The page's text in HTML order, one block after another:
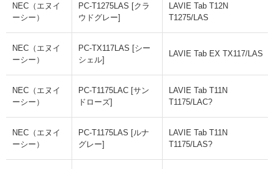
NEC（エヌイ
ーシー）
PC-T1275LAS [クラ
ウドグレー]
LAVIE Tab T12N
T1275/LAS
NEC（エヌイ
ーシー）
PC-TX117LAS [シー
シェル]
LAVIE Tab EX TX117/LAS
NEC（エヌイ
ーシー）
PC-T1175LAC [サン
ドローズ]
LAVIE Tab T11N
T1175/LAC?
NEC（エヌイ
ーシー）
PC-T1175LAS [ルナ
グレー]
LAVIE Tab T11N
T1175/LAS?